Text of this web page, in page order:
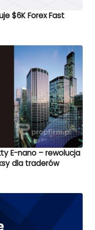
$6K Forex Fast
E-nano – rewolucja
dla traderów